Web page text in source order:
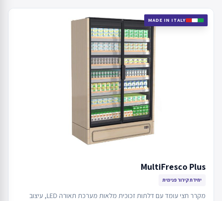
MADE IN ITALY
MultiFresco Plus
יחידת קירור פנימית
מקרר חצי עומד עם דלתות זכוכית מלאות מערכת תאורה LED, עיצוב